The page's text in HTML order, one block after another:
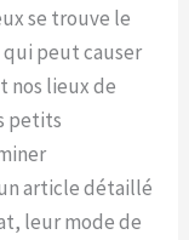
se trouve le
peut causer
nos lieux de
petits
article détaillé
leur mode de